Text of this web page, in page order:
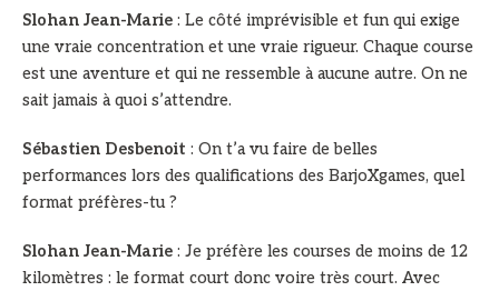
Slohan Jean-Marie : Le côté imprévisible et fun qui exige
une vraie concentration et une vraie rigueur. Chaque course
est une aventure et qui ne ressemble à aucune autre. On ne
sait jamais à quoi s’attendre.
Sébastien Desbenoit : On t’a vu faire de belles
performances lors des qualifications des BarjoXgames, quel
format préfères-tu ?
Slohan Jean-Marie : Je préfère les courses de moins de 12
kilomètres : le format court donc voire très court. Avec